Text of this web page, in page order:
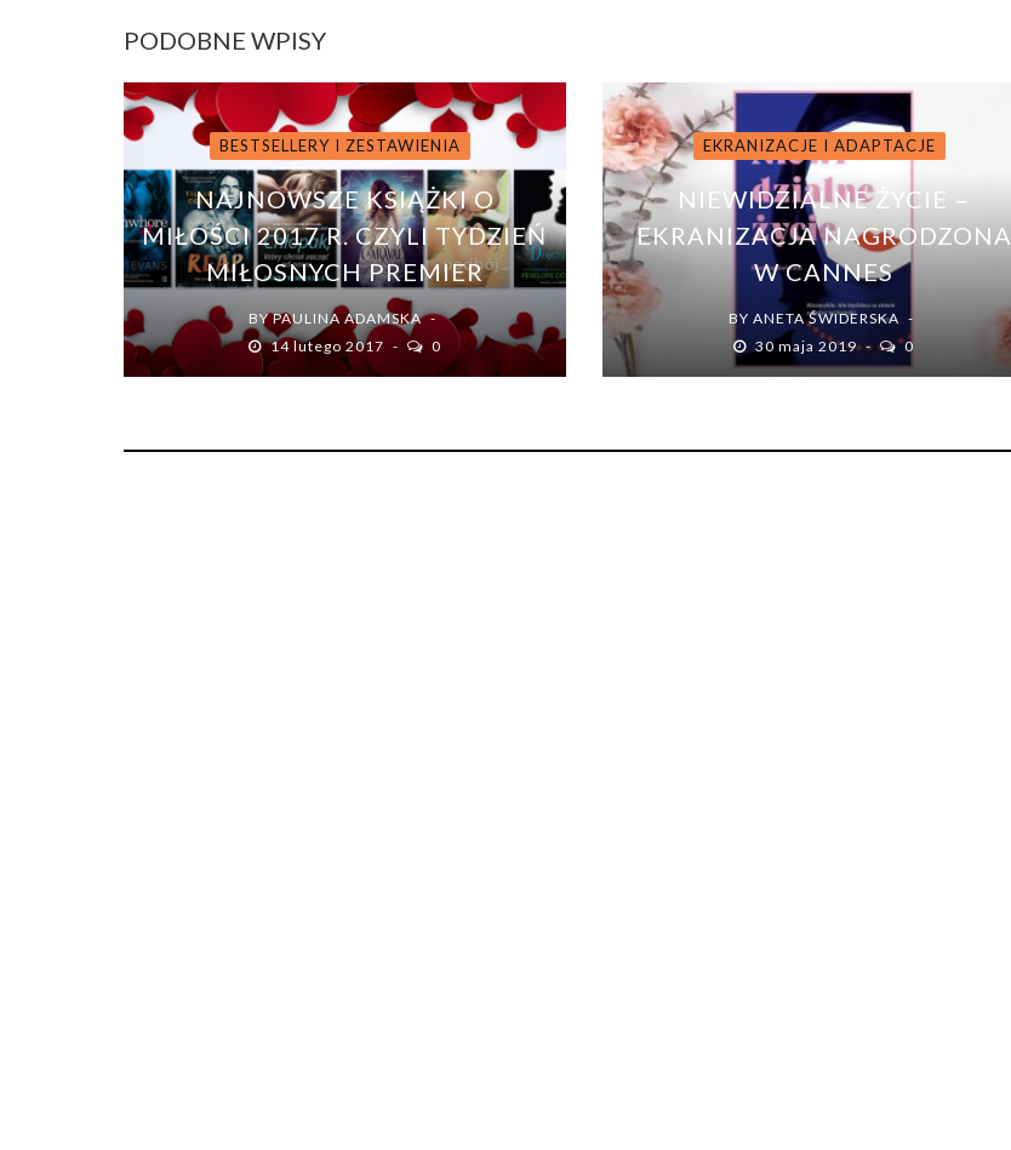
PODOBNE WPISY
BESTSELLERY I ZESTAWIENIA
NAJNOWSZE KSIĄŻKI O
MIŁOŚCI 2017 R. CZYLI TYDZIEŃ
MIŁOSNYCH PREMIER
BYPAULINA ADAMSKA
14 lutego 2017
0
EKRANIZACJE I ADAPTACJE
NIEWIDZIALNE ŻYCIE –
EKRANIZACJA NAGRODZONA
W CANNES
BYANETA ŚWIDERSKA
30 maja 2019
0